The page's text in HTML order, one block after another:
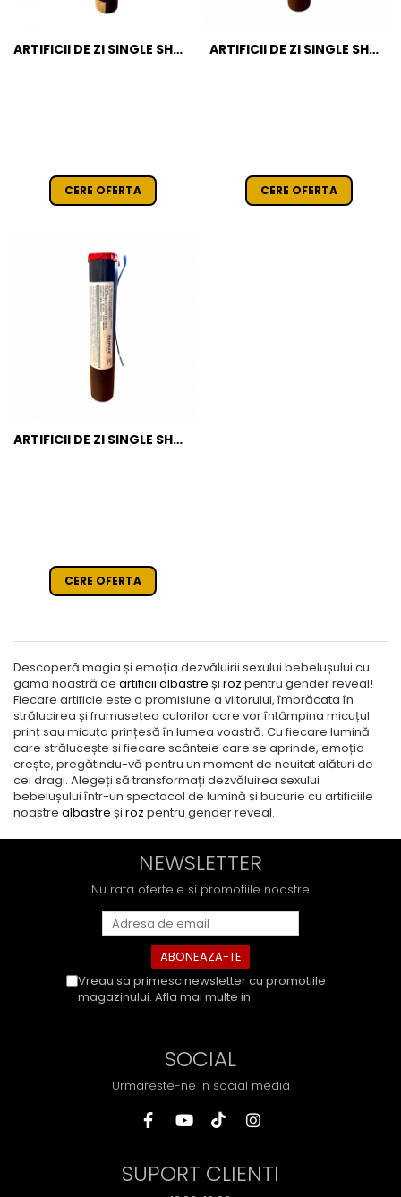
ARTIFICII DE ZI SINGLE SHOT
CERE OFERTA
ARTIFICII DE ZI SINGLE SHOT
CERE OFERTA
ARTIFICII DE ZI SINGLE SHOT
CERE OFERTA
Descoperă magia și emoția dezvăluirii sexului bebelușului cu
gama noastră de artificii albastre și roz pentru gender reveal!
Fiecare artificie este o promisiune a viitorului, îmbrăcata în
strălucirea și frumusețea culorilor care vor întâmpina micuțul
prinț sau micuța prințesă în lumea voastră. Cu fiecare lumină
care strălucește și fiecare scânteie care se aprinde, emoția
crește, pregătindu-vă pentru un moment de neuitat alături de
cei dragi. Alegeți să transformați dezvăluirea sexului
bebelușului într-un spectacol de lumină și bucurie cu artificiile
noastre albastre și roz pentru gender reveal.
NEWSLETTER
Nu rata ofertele si promotiile noastre
Vreau sa primesc newsletter cu promotiile
magazinului. Afla mai multe in
SOCIAL
Urmareste-ne in social media
SUPORT CLIENTI